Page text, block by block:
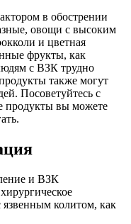
в обострении
овощи с высоким
и цветная
фрукты, как
с ВЗК трудно
также могут
Посоветуйтесь с
продукты вы можете
и ВЗК
колитом, как